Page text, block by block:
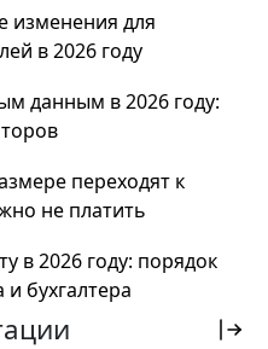
изменения для
в 2026 году
данным в 2026 году:
переходят к
не платить
в 2026 году: порядок
бухгалтера